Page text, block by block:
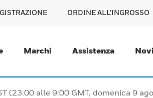
ORDINE ALL'INGROSSO
Marchi Assistenza
(23:00 alle 9:00 GMT, domenica 9